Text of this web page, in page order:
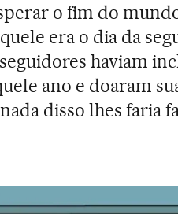
o fim do
era o dia da
haviam
ano e doaram
disso lhes faria